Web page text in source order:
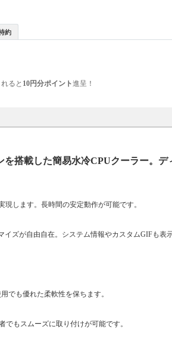
約
ると 10円分ポイント進呈！
搭載した簡易水冷CPUクーラー。
します。長時間の安定動作が可能です。
ズが自由自在。システム情報やカスタムGIFも表
でも優れた柔軟性を保ちます。
でもスムーズに取り付けが可能です。